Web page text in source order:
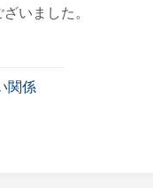
いました。
関係